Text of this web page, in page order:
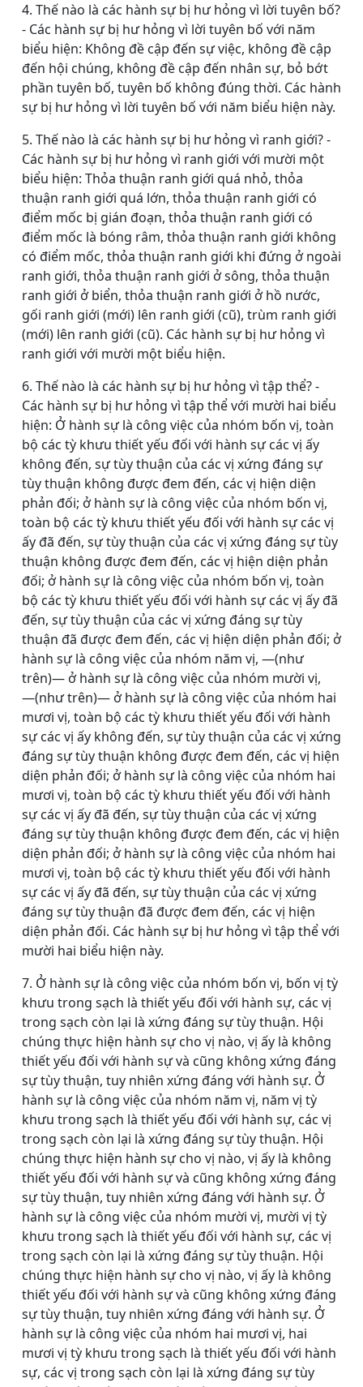
4. Thế nào là các hành sự bị hư hỏng vì lời tuyên bố?
- Các hành sự bị hư hỏng vì lời tuyên bố với năm
biểu hiện: Không đề cập đến sự việc, không đề cập
đến hội chúng, không đề cập đến nhân sự, bỏ bớt
phần tuyên bố, tuyên bố không đúng thời. Các hành
sự bị hư hỏng vì lời tuyên bố với năm biểu hiện này.
5. Thế nào là các hành sự bị hư hỏng vì ranh giới? -
Các hành sự bị hư hỏng vì ranh giới với mười một
biểu hiện: Thỏa thuận ranh giới quá nhỏ, thỏa
thuận ranh giới quá lớn, thỏa thuận ranh giới có
điểm mốc bị gián đoạn, thỏa thuận ranh giới có
điểm mốc là bóng râm, thỏa thuận ranh giới không
có điểm mốc, thỏa thuận ranh giới khi đứng ở ngoài
ranh giới, thỏa thuận ranh giới ở sông, thỏa thuận
ranh giới ở biển, thỏa thuận ranh giới ở hồ nước,
gối ranh giới (mới) lên ranh giới (cũ), trùm ranh giới
(mới) lên ranh giới (cũ). Các hành sự bị hư hỏng vì
ranh giới với mười một biểu hiện.
6. Thế nào là các hành sự bị hư hỏng vì tập thể? -
Các hành sự bị hư hỏng vì tập thể với mười hai biểu
hiện: Ở hành sự là công việc của nhóm bốn vị, toàn
bộ các tỳ khưu thiết yếu đối với hành sự các vị ấy
không đến, sự tùy thuận của các vị xứng đáng sự
tùy thuận không được đem đến, các vị hiện diện
phản đối; ở hành sự là công việc của nhóm bốn vị,
toàn bộ các tỳ khưu thiết yếu đối với hành sự các vị
ấy đã đến, sự tùy thuận của các vị xứng đáng sự tùy
thuận không được đem đến, các vị hiện diện phản
đối; ở hành sự là công việc của nhóm bốn vị, toàn
bộ các tỳ khưu thiết yếu đối với hành sự các vị ấy đã
đến, sự tùy thuận của các vị xứng đáng sự tùy
thuận đã được đem đến, các vị hiện diện phản đối; ở
hành sự là công việc của nhóm năm vị, ―(như
trên)― ở hành sự là công việc của nhóm mười vị,
―(như trên)― ở hành sự là công việc của nhóm hai
mươi vị, toàn bộ các tỳ khưu thiết yếu đối với hành
sự các vị ấy không đến, sự tùy thuận của các vị xứng
đáng sự tùy thuận không được đem đến, các vị hiện
diện phản đối; ở hành sự là công việc của nhóm hai
mươi vị, toàn bộ các tỳ khưu thiết yếu đối với hành
sự các vị ấy đã đến, sự tùy thuận của các vị xứng
đáng sự tùy thuận không được đem đến, các vị hiện
diện phản đối; ở hành sự là công việc của nhóm hai
mươi vị, toàn bộ các tỳ khưu thiết yếu đối với hành
sự các vị ấy đã đến, sự tùy thuận của các vị xứng
đáng sự tùy thuận đã được đem đến, các vị hiện
diện phản đối. Các hành sự bị hư hỏng vì tập thể với
mười hai biểu hiện này.
7. Ở hành sự là công việc của nhóm bốn vị, bốn vị tỳ
khưu trong sạch là thiết yếu đối với hành sự, các vị
trong sạch còn lại là xứng đáng sự tùy thuận. Hội
chúng thực hiện hành sự cho vị nào, vị ấy là không
thiết yếu đối với hành sự và cũng không xứng đáng
sự tùy thuận, tuy nhiên xứng đáng với hành sự. Ở
hành sự là công việc của nhóm năm vị, năm vị tỳ
khưu trong sạch là thiết yếu đối với hành sự, các vị
trong sạch còn lại là xứng đáng sự tùy thuận. Hội
chúng thực hiện hành sự cho vị nào, vị ấy là không
thiết yếu đối với hành sự và cũng không xứng đáng
sự tùy thuận, tuy nhiên xứng đáng với hành sự. Ở
hành sự là công việc của nhóm mười vị, mười vị tỳ
khưu trong sạch là thiết yếu đối với hành sự, các vị
trong sạch còn lại là xứng đáng sự tùy thuận. Hội
chúng thực hiện hành sự cho vị nào, vị ấy là không
thiết yếu đối với hành sự và cũng không xứng đáng
sự tùy thuận, tuy nhiên xứng đáng với hành sự. Ở
hành sự là công việc của nhóm hai mươi vị, hai
mươi vị tỳ khưu trong sạch là thiết yếu đối với hành
sự, các vị trong sạch còn lại là xứng đáng sự tùy